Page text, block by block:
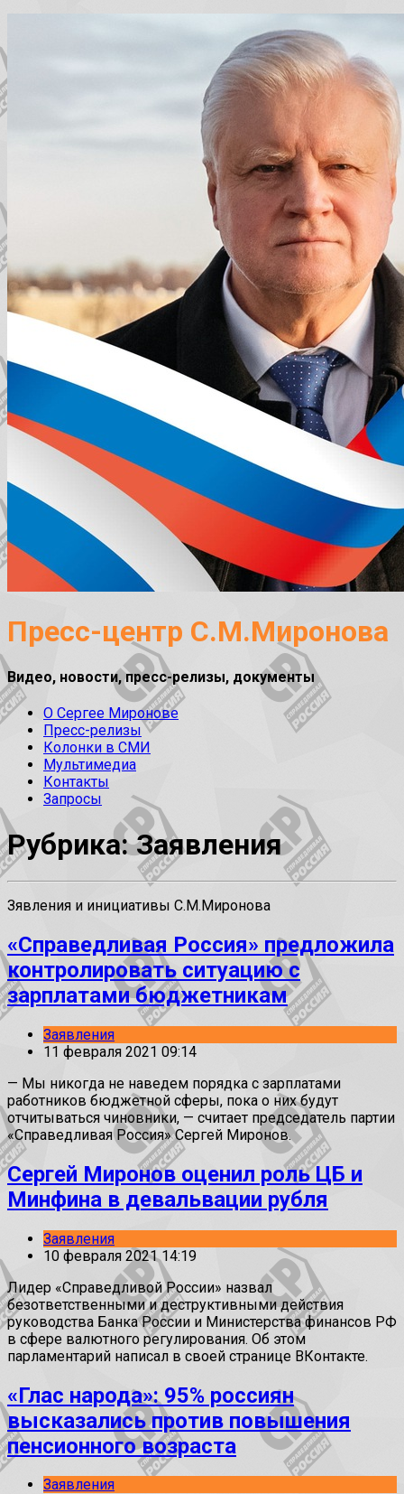
Пресс-центр С.М.Миронова
Видео, новости, пресс-релизы, документы
О Сергее Миронове
Пресс-релизы
Колонки в СМИ
Мультимедиа
Контакты
Запросы
Рубрика: Заявления
Зявления и инициативы С.М.Миронова
«Справедливая Россия» предложила
контролировать ситуацию с
зарплатами бюджетникам
Заявления
11 февраля 2021 09:14
— Мы никогда не наведем порядка с зарплатами
работников бюджетной сферы, пока о них будут
отчитываться чиновники, — считает председатель партии
«Справедливая Россия» Сергей Миронов.
Сергей Миронов оценил роль ЦБ и
Минфина в девальвации рубля
Заявления
10 февраля 2021 14:19
Лидер «Справедливой России» назвал
безответственными и деструктивными действия
руководства Банка России и Министерства финансов РФ
в сфере валютного регулирования. Об этом
парламентарий написал в своей странице ВКонтакте.
«Глас народа»: 95% россиян
высказались против повышения
пенсионного возраста
Заявления